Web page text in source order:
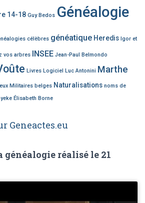
14-18 Guy Bedos Généalogie
célèbres généatique Heredis Igor et
vos arbres INSEE Jean-Paul Belmondo
Livres Logiciel Luc Antonini Marthe
Militaires belges Naturalisations noms de
Élisabeth Borne
Geneactes.eu
généalogie réalisé le 21